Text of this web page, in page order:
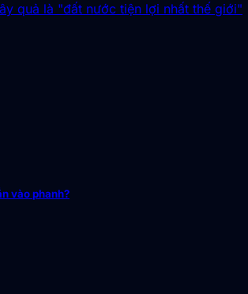
quả là "đất nước tiện lợi nhất thế giới"
vào phanh?